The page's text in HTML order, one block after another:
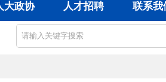
大政协 人才招聘 联系我